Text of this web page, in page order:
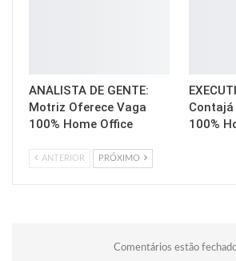
ANALISTA DE GENTE:
Motriz Oferece Vaga
100% Home Office
Contajá
100%
ANTERIOR PRÓXIMO
Comentários estão